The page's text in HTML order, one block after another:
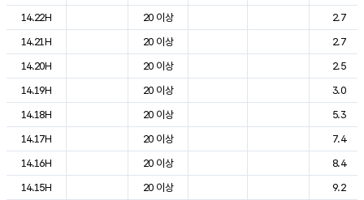
14.22H
20 이상
2.7
14.21H
20 이상
2.7
14.20H
20 이상
2.5
14.19H
20 이상
3.0
14.18H
20 이상
5.3
14.17H
20 이상
7.4
14.16H
20 이상
8.4
14.15H
20 이상
9.2